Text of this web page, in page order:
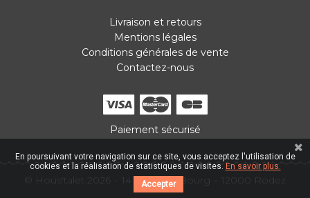
Livraison et retours
Mentions légales
Conditions générales de vente
Contactez-nous
Paiement sécurisé
© Hous'talet 2026 14 Place du Bourg 12000 Rodez
En poursuivant votre navigation sur ce site, vous acceptez l'utilisation de
cookies et la réalisation de statistiques de visites. En savoir plus.
Accepter